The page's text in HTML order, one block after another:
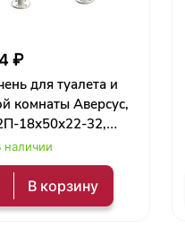
₽
для туалета и
комнаты Аверсус,
18х50х22-32,
наличии
В корзину